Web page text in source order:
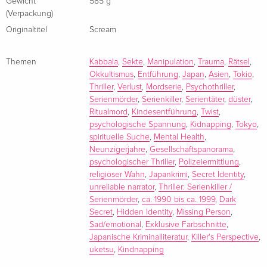
Rundschau online
Dieses Buch gibt es in zwei Versionen: mit und ohne
Farbschnitt. Sobald die Farbschnitt-Ausgabe ausverkauft ist,
Eine fesselnde Reise ins finstere Herz Japans ...
Tokyo, 1990. Eine Serie rätselhafter Kindesentführungen
versetzt die Bewohner der Metropole in Angst und
Schrecken. Als die Leiche eines der verschwundenen
Mädchen wenig später aus einem Fluss geborgen wird,
bangt ganz Tokyo um das Leben der Kinder. Während ein
verzweifelter Vater Zuflucht in den Ritualen einer obskuren
Glaubensgemeinschaft sucht und immer tiefer in den
dunklen Sog ihrer Heilsversprechen gerät, wächst der Druck
auf die Ermittler. Kommissar Saeki und sein Kollege Okamoto
wissen: Die Zeit drängt, und sie haben keinerlei
Anhaltspunkte zu Täter oder Motiv. Doch dann stößt
Okamoto auf eine vielversprechende Spur - zu einem
Mörder, der nichts mehr zu verlieren hat ...
(Verpackung)
Originaltitel Scream
Themen Kabbala, Sekte, Manipulation, Trauma, Rätsel ,
Okkultismus, Entführung, Japan, Asien, Tokio,
Thriller, Verlust, Mordserie, Psychothriller,
Serienmörder, Serienkiller, Serientäter, düster,
Ritualmord , Kindesentführung, Twist,
psychologische Spannung, Kidnapping, Tokyo,
spirituelle Suche, Mental Health,
Neunzigerjahre, Gesellschaftspanorama,
psychologischer Thriller, Polizeiermittlung,
religiöser Wahn, Japankrimi, Secret Identity,
unreliable narrator,
Thriller: Serienkiller /
Serienmörder, ca. 1990 bis ca. 1999, Dark
Secret, Hidden Identity, Missing Person,
Sad/emotional , Exklusive Farbschnitte,
Japanische Kriminalliteratur, Killer's Perspective,
uketsu, Kindnapping